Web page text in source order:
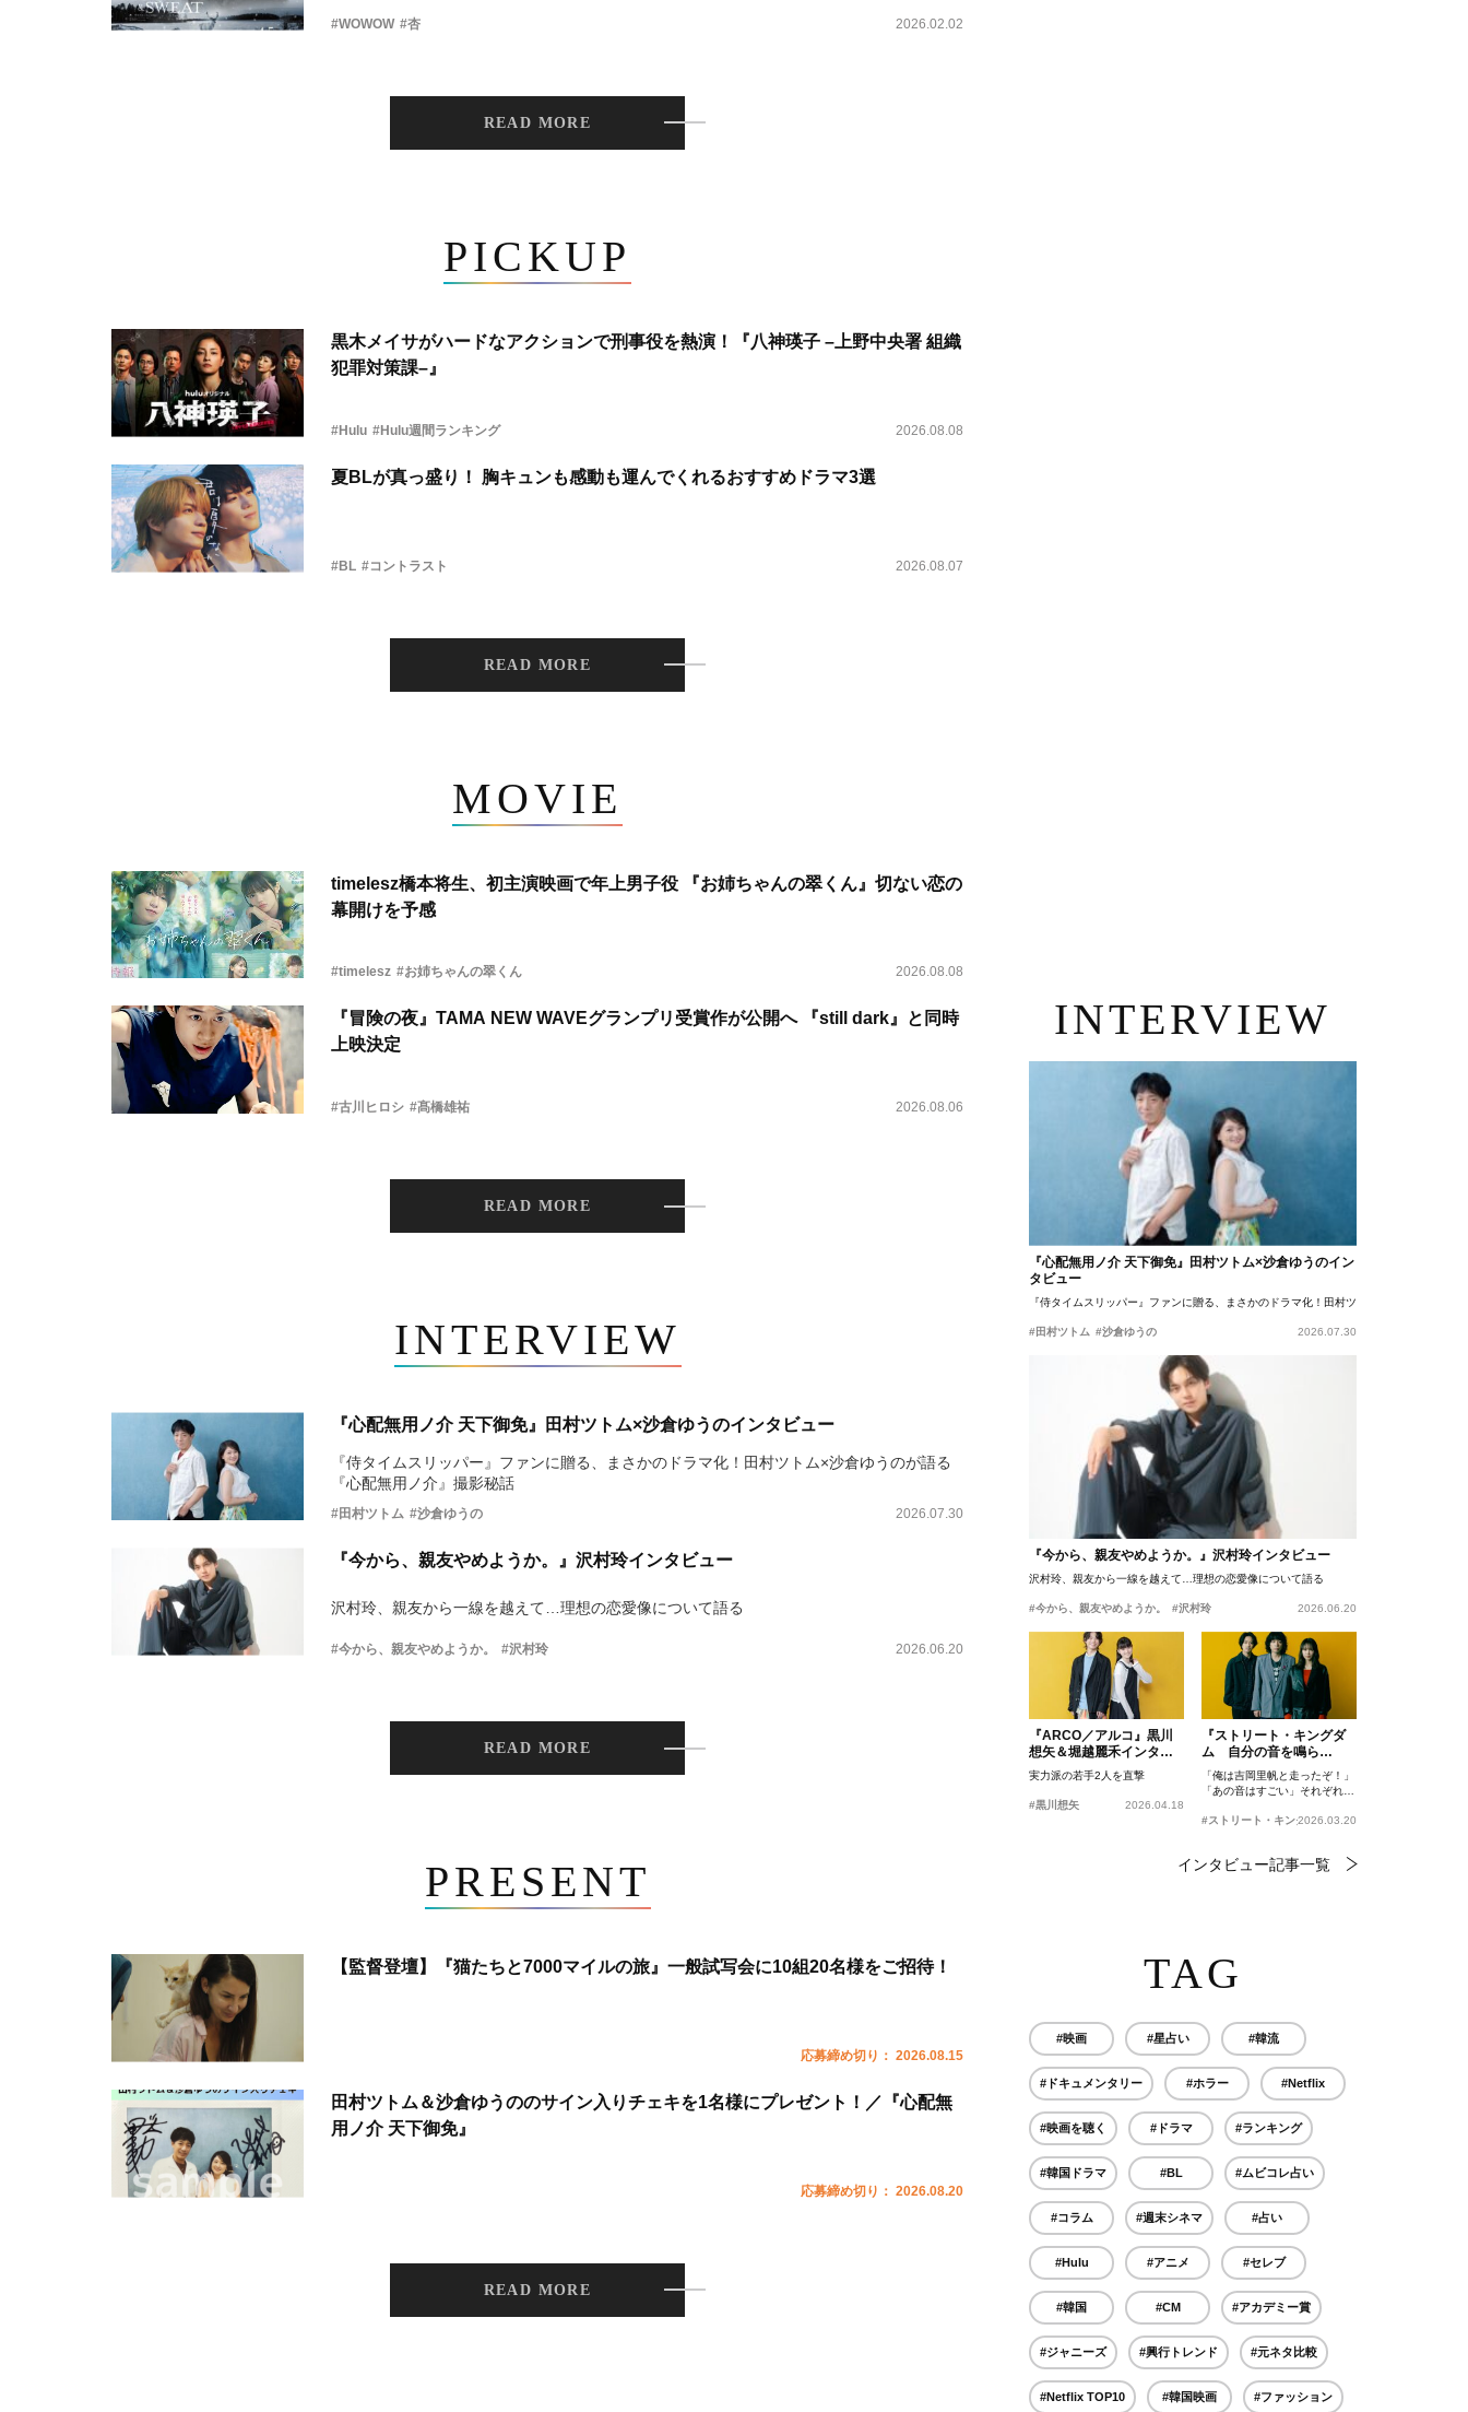
#WOWOW #杏 2026.02.02
READ MORE
PICKUP
黒木メイサがハードなアクションで刑事役を熱演！『八神瑛子 –上野中央署 組織
犯罪対策課–』
#Hulu #Hulu週間ランキング 2026.08.08
夏BLが真っ盛り！ 胸キュンも感動も運んでくれるおすすめドラマ3選
#BL #コントラスト 2026.08.07
READ MORE
MOVIE
timelesz橋本将生、初主演映画で年上男子役 『お姉ちゃんの翠くん』切ない恋の
幕開けを予感
#timelesz #お姉ちゃんの翠くん 2026.08.08
『冒険の夜』TAMA NEW WAVEグランプリ受賞作が公開へ 『still dark』と同時
上映決定
#古川ヒロシ #髙橋雄祐 2026.08.06
READ MORE
INTERVIEW
『心配無用ノ介 天下御免』田村ツトム×沙倉ゆうのインタビュー
『侍タイムスリッパー』ファンに贈る、まさかのドラマ化！田村ツトム×沙倉ゆうのが語る
『心配無用ノ介』撮影秘話
#田村ツトム #沙倉ゆうの 2026.07.30
『今から、親友やめようか。』沢村玲インタビュー
沢村玲、親友から一線を越えて…理想の恋愛像について語る
#今から、親友やめようか。 #沢村玲 2026.06.20
READ MORE
PRESENT
【監督登壇】『猫たちと7000マイルの旅』一般試写会に10組20名様をご招待！
応募締め切り： 2026.08.15
田村ツトム＆沙倉ゆうののサイン入りチェキを1名様にプレゼント！／『心配無
用ノ介 天下御免』
応募締め切り： 2026.08.20
READ MORE
INTERVIEW
『心配無用ノ介 天下御免』田村ツトム×沙倉ゆうのイン
タビュー
『侍タイムスリッパー』ファンに贈る、まさかのドラマ化！田村ツトム×沙倉ゆうのが語
#田村ツトム #沙倉ゆうの 2026.07.30
『今から、親友やめようか。』沢村玲インタビュー
沢村玲、親友から一線を越えて…理想の恋愛像について語る
#今から、親友やめようか。 #沢村玲 2026.06.20
『ARCO／アルコ』黒川
想矢＆堀越麗禾インタビ
ュー
実力派の若手2人を直撃
#黒川想矢 2026.04.18
『ストリート・キングダ
ム 自分の音を鳴ら
せ。』峯田和伸、若葉竜
也、吉岡里帆インタビュ
ー
「俺は吉岡里帆と走ったぞ！」
「あの音はすごい」それぞれの
#ストリート・キングダム 自分の音を鳴らせ。
2026.03.20
インタビュー記事一覧
TAG
#映画 #星占い #韓流
#ドキュメンタリー #ホラー #Netflix
#映画を聴く #ドラマ #ランキング
#韓国ドラマ #BL #ムビコレ占い
#コラム #週末シネマ #占い
#Hulu #アニメ #セレブ
#韓国 #CM #アカデミー賞
#ジャニーズ #興行トレンド #元ネタ比較
#Netflix TOP10 #韓国映画 #ファッション